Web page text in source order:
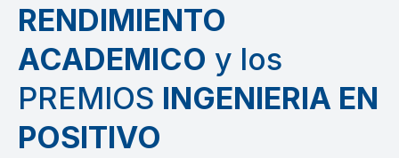
RENDIMIENTO
ACADEMICO y los
PREMIOS INGENIERIA EN
POSITIVO